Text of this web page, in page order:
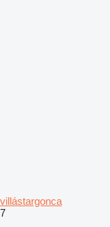
villástargonca
7